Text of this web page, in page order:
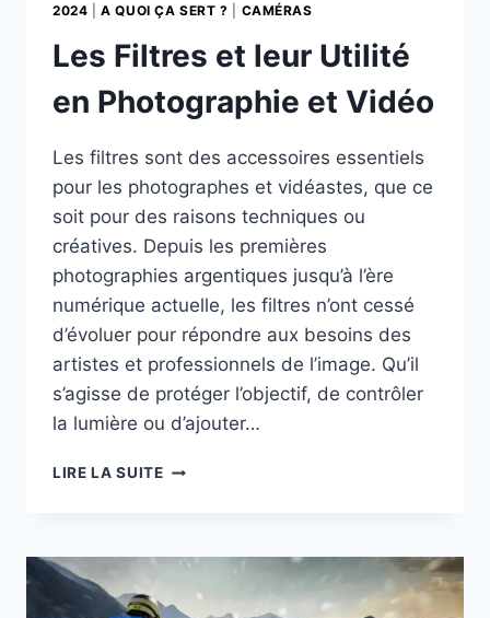
2024 |A QUOI ÇA SERT ? CAMÉRAS
Les Filtres et leur Utilité
en Photographie et Vidéo
Les filtres sont des accessoires essentiels
pour les photographes et vidéastes, que ce
soit pour des raisons techniques ou
créatives. Depuis les premières
photographies argentiques jusqu’à l’ère
numérique actuelle, les filtres n’ont cessé
d’évoluer pour répondre aux besoins des
artistes et professionnels de l’image. Qu’il
s’agisse de protéger l’objectif, de contrôler
la lumière ou d’ajouter…
LIRE LA SUITELES
UTILITÉ
PHOTOGRAPHIE